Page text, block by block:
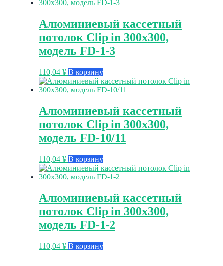
Алюминиевый кассетный
потолок Clip in 300х300,
модель FD-1-3
110,04 ¥ В корзину
Алюминиевый кассетный
потолок Clip in 300х300,
модель FD-10/11
110,04 ¥ В корзину
Алюминиевый кассетный
потолок Clip in 300х300,
модель FD-1-2
110,04 ¥ В корзину